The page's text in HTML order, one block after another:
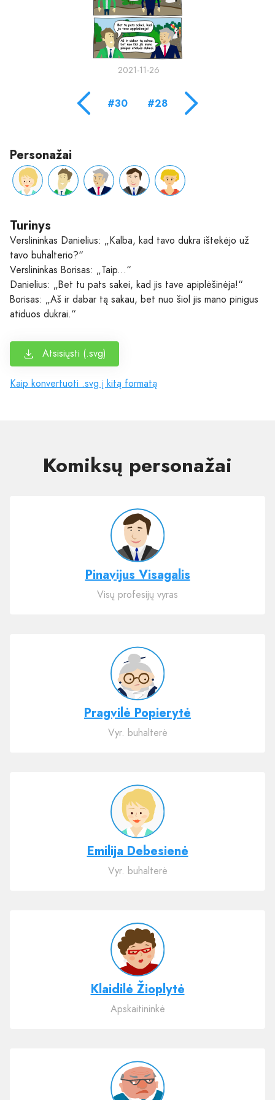
2021-11-26
#30 #28
Personažai
Turinys
Verslininkas Danielius: „Kalba, kad tavo dukra ištekėjo už
tavo buhalterio?“
Verslininkas Borisas: „Taip...“
Danielius: „Bet tu pats sakei, kad jis tave apiplėšinėja!“
Borisas: „Aš ir dabar tą sakau, bet nuo šiol jis mano pinigus
atiduos dukrai.“
Atsisiųsti (.svg)
Kaip konvertuoti .svg į kitą formatą
Komiksų personažai
Pinavijus Visagalis
Visų profesijų vyras
Pragvilė Popierytė
Vyr. buhalterė
Emilija Debesienė
Vyr. buhalterė
Klaidilė Žioplytė
Apskaitininkė